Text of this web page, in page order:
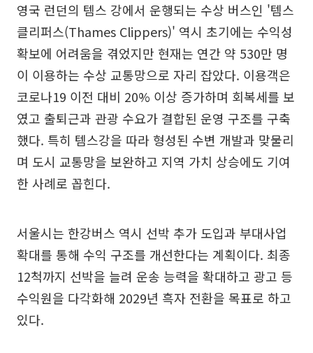
영국 런던의 템스 강에서 운행되는 수상 버스인 '템스
클리퍼스(Thames Clippers)' 역시 초기에는 수익성
확보에 어려움을 겪었지만 현재는 연간 약 530만 명
이 이용하는 수상 교통망으로 자리 잡았다. 이용객은
코로나19 이전 대비 20% 이상 증가하며 회복세를 보
였고 출퇴근과 관광 수요가 결합된 운영 구조를 구축
했다. 특히 템스강을 따라 형성된 수변 개발과 맞물리
며 도시 교통망을 보완하고 지역 가치 상승에도 기여
한 사례로 꼽힌다.
서울시는 한강버스 역시 선박 추가 도입과 부대사업
확대를 통해 수익 구조를 개선한다는 계획이다. 최종
12척까지 선박을 늘려 운송 능력을 확대하고 광고 등
수익원을 다각화해 2029년 흑자 전환을 목표로 하고
있다.